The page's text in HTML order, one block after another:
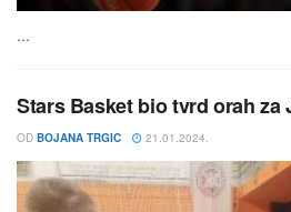
...
Stars Basket bio tvrd orah za
OD BOJANA TRGIC 21.01.2024.